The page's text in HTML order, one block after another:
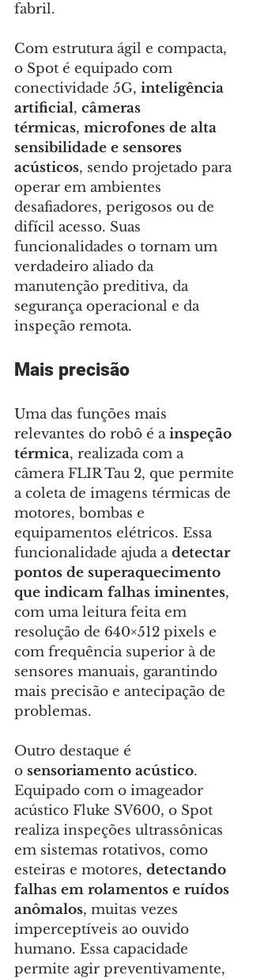
fabril.
Com estrutura ágil e compacta,
o Spot é equipado com
conectividade 5G, inteligência
artificial, câmeras
térmicas, microfones de alta
sensibilidade e sensores
acústicos, sendo projetado para
operar em ambientes
desafiadores, perigosos ou de
difícil acesso. Suas
funcionalidades o tornam um
verdadeiro aliado da
manutenção preditiva, da
segurança operacional e da
inspeção remota.
Mais precisão
Uma das funções mais
relevantes do robô é a inspeção
térmica, realizada com a
câmera FLIR Tau 2, que permite
a coleta de imagens térmicas de
motores, bombas e
equipamentos elétricos. Essa
funcionalidade ajuda a detectar
pontos de superaquecimento
que indicam falhas iminentes,
com uma leitura feita em
resolução de 640×512 pixels e
com frequência superior à de
sensores manuais, garantindo
mais precisão e antecipação de
problemas.
Outro destaque é
o sensoriamento acústico.
Equipado com o imageador
acústico Fluke SV600, o Spot
realiza inspeções ultrassônicas
em sistemas rotativos, como
esteiras e motores, detectando
falhas em rolamentos e ruídos
anômalos, muitas vezes
imperceptíveis ao ouvido
humano. Essa capacidade
permite agir preventivamente,